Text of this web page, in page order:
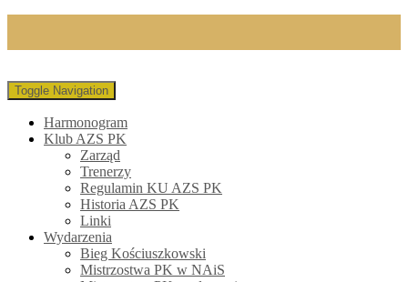
Toggle Navigation
Harmonogram
Klub AZS PK
Zarząd
Trenerzy
Regulamin KU AZS PK
Historia AZS PK
Linki
Wydarzenia
Bieg Kościuszkowski
Mistrzostwa PK w NAiS